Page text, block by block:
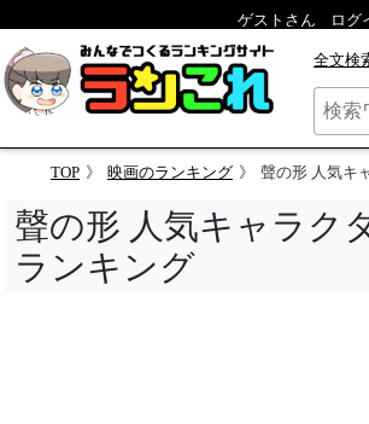
ゲストさん ログ
全文検
TOP 映画のランキング 聲の形 人気キャラク
聲の形 人気キャラク
ランキング